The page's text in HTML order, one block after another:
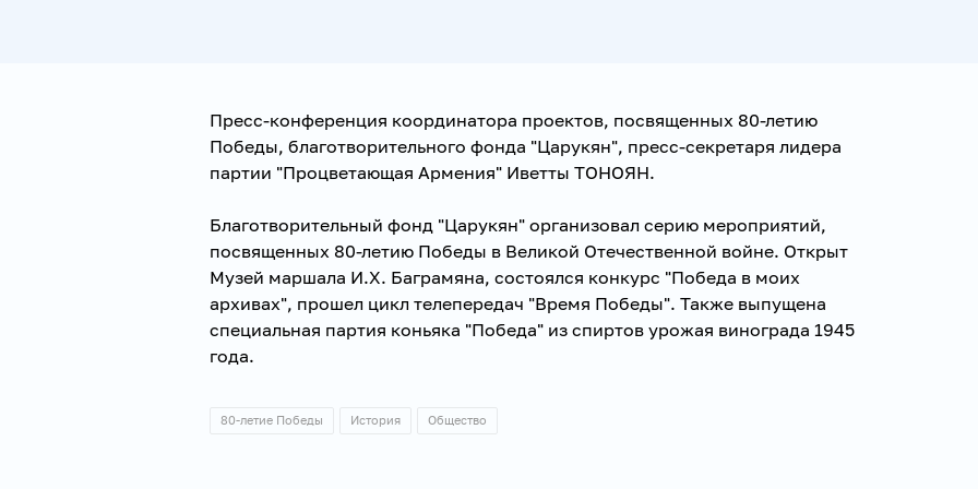
Пресс-конференция координатора проектов, посвященных 80-летию
Победы, благотворительного фонда "Царукян", пресс-секретаря лидера
партии "Процветающая Армения" Иветты ТОНОЯН.
Благотворительный фонд "Царукян" организовал серию мероприятий,
посвященных 80-летию Победы в Великой Отечественной войне. Открыт
Музей маршала И.Х. Баграмяна, состоялся конкурс "Победа в моих
архивах", прошел цикл телепередач "Время Победы". Также выпущена
специальная партия коньяка "Победа" из спиртов урожая винограда 1945
года.
80-летие Победы История Общество